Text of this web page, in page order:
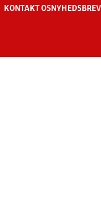
KONTAKT OS NYHEDSBREV